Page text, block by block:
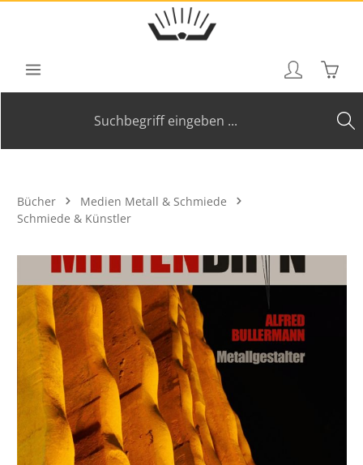
Zum Hauptinhalt springen
Bücher
Medien Metall & Schmiede
Schmiede & Künstler